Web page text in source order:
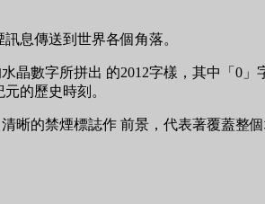
息傳送到世界各個角落。
數字所拼出 的2012字樣，其中「0
的歷史時刻。
晰的禁煙標誌作 前景，代表著覆蓋整